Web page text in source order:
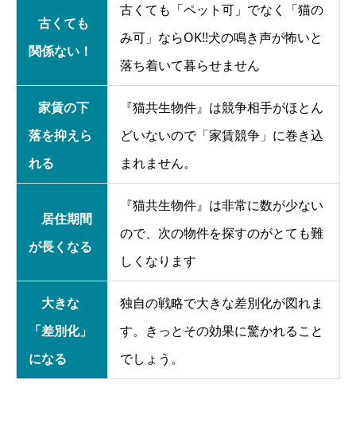
古くても
関係ない！
古くても「ペット可」でなく「猫の
み可」ならOK!!犬の鳴き声が怖いと
落ち着いて暮らせません
家賃の下
落を抑えら
れる
『猫共生物件』は競争相手がほとん
どいないので「家賃競争」に巻き込
まれません。
居住期間
が長くなる
『猫共生物件』は非常に数が少ない
ので、次の物件を探すのがとても難
しくなります
大きな
「差別化」
になる
独自の戦略で大きな差別化が図れま
す。きっとその効果に驚かれること
でしょう。